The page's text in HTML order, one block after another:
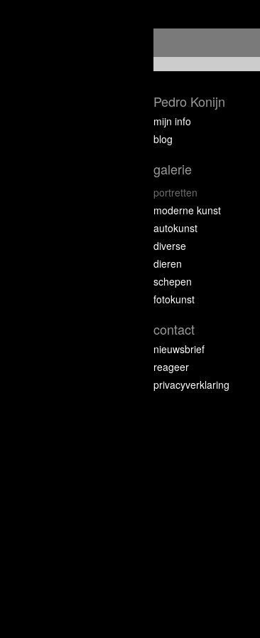
Pedro Konijn
mijn info
blog
galerie
portretten
moderne kunst
autokunst
diverse
dieren
schepen
fotokunst
contact
nieuwsbrief
reageer
privacyverklaring